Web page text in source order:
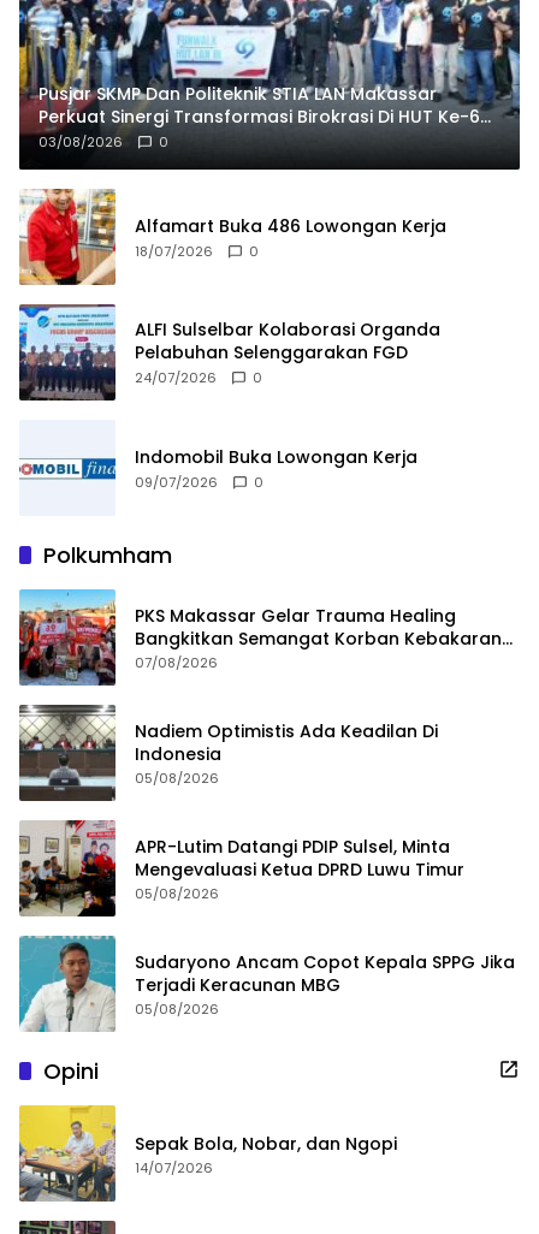
Pusjar SKMP Dan Politeknik STIA LAN Makassar
Perkuat Sinergi Transformasi Birokrasi Di HUT Ke-69
LAN RI
03/08/2026 0
Alfamart Buka 486 Lowongan Kerja
18/07/2026 0
ALFI Sulselbar Kolaborasi Organda
Pelabuhan Selenggarakan FGD
24/07/2026 0
Indomobil Buka Lowongan Kerja
09/07/2026 0
Polkumham
PKS Makassar Gelar Trauma Healing
Bangkitkan Semangat Korban Kebakaran
Tallo
07/08/2026
Nadiem Optimistis Ada Keadilan Di
Indonesia
05/08/2026
APR-Lutim Datangi PDIP Sulsel, Minta
Mengevaluasi Ketua DPRD Luwu Timur
05/08/2026
Sudaryono Ancam Copot Kepala SPPG Jika
Terjadi Keracunan MBG
05/08/2026
Opini
Sepak Bola, Nobar, dan Ngopi
14/07/2026